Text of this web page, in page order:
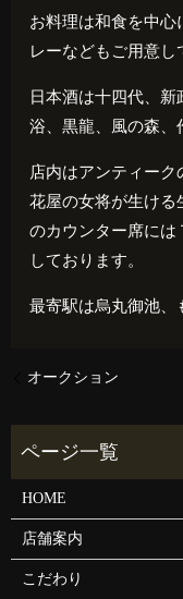
お料理は和食を中心
レーなどもご用意し
日本酒は十四代、
浴、黒龍、風の森、
店内はアンティーク
花屋の女将が生ける
のカウンター席には
しております。
最寄駅は烏丸御池、
オークション
HOME
店舗案内
こだわり